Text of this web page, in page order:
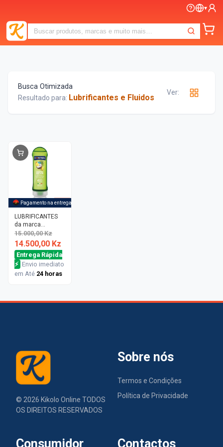
▾
Busca Otimizada
Resultado para: Lubrificantes e Fluidos
Ver:
-3%
Pagamento na entrega
LUBRIFICANTES
da marca
CONTROL 200 ml
15.000,00 Kz
14.500,00 Kz
Entrega Rápida
⚡ Envio imediato
em Até 24 horas
© 2026 Kikolo Online TODOS
OS DIREITOS RESERVADOS
Sobre nós
Termos e Condições
Política de Privacidade
Consumidor Contactos